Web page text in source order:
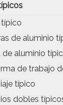
de
de
del sonido
de
de aluminio
de aluminio
de trabajo
típico